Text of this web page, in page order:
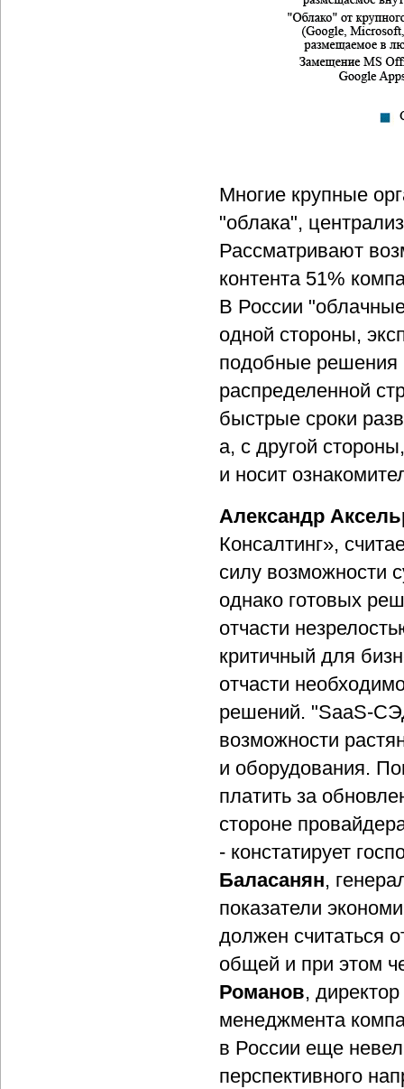
Многие крупные
"облака",
Рассматривают
контента 51%
В России
одной стороны,
подобные решения
распределенной
быстрые сроки
а, с другой
и носит
Александр
Консалтинг»,
силу возможности
однако готовых
отчасти
критичный для
отчасти
решений. "SaaS-
возможности
и оборудования.
платить за
стороне
- констатирует
Баласанян,
показатели
должен считаться
общей и при этом
Романов,
менеджмента
в России еще
перспективного